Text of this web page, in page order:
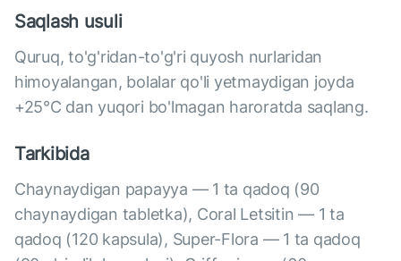
Saqlash usuli
Quruq, to'g'ridan-to'g'ri quyosh nurlaridan
himoyalangan, bolalar qo'li yetmaydigan joyda
+25°C dan yuqori bo'lmagan haroratda saqlang.
Tarkibida
Chaynaydigan papayya — 1 ta qadoq (90
chaynaydigan tabletka), Coral Letsitin — 1 ta
qadoq (120 kapsula), Super-Flora — 1 ta qadoq